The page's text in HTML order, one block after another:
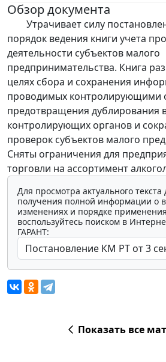
Обзор документа
Утрачивает силу
порядок ведения книги учета
деятельности субъектов малого
предпринимательства. Книга
целях сбора и сохранения
проводимых контролирующими
предотвращения дублирования
контролирующих органов и
проверок субъектов малого
Сняты ограничения для
торговли на ассортимент
Для просмотра актуального текста
получения полной информации о
изменениях и порядке
воспользуйтесь поиском в
ГАРАНТ:
Показать все